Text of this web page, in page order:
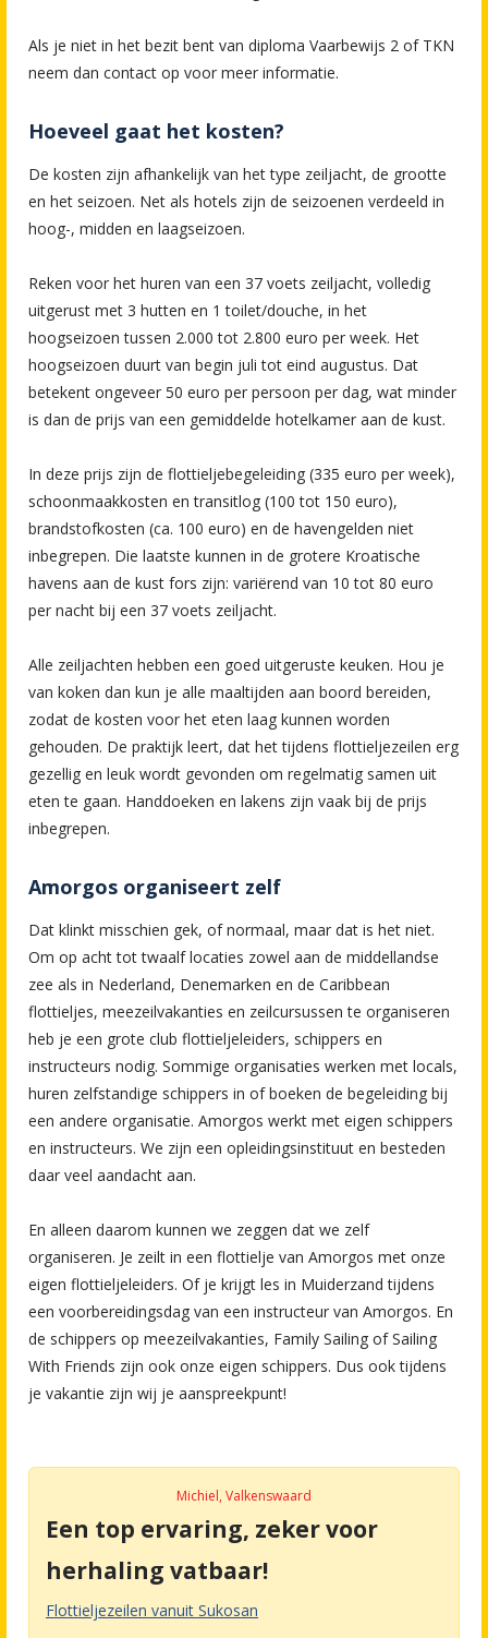
Als je niet in het bezit bent van diploma Vaarbewijs 2 of TKN
neem dan contact op voor meer informatie.
Hoeveel gaat het kosten?
De kosten zijn afhankelijk van het type zeiljacht, de grootte
en het seizoen. Net als hotels zijn de seizoenen verdeeld in
hoog-, midden en laagseizoen.
Reken voor het huren van een 37 voets zeiljacht, volledig
uitgerust met 3 hutten en 1 toilet/douche, in het
hoogseizoen tussen 2.000 tot 2.800 euro per week. Het
hoogseizoen duurt van begin juli tot eind augustus. Dat
betekent ongeveer 50 euro per persoon per dag, wat minder
is dan de prijs van een gemiddelde hotelkamer aan de kust.
In deze prijs zijn de flottieljebegeleiding (335 euro per week),
schoonmaakkosten en transitlog (100 tot 150 euro),
brandstofkosten (ca. 100 euro) en de havengelden niet
inbegrepen. Die laatste kunnen in de grotere Kroatische
havens aan de kust fors zijn: variërend van 10 tot 80 euro
per nacht bij een 37 voets zeiljacht.
Alle zeiljachten hebben een goed uitgeruste keuken. Hou je
van koken dan kun je alle maaltijden aan boord bereiden,
zodat de kosten voor het eten laag kunnen worden
gehouden. De praktijk leert, dat het tijdens flottieljezeilen erg
gezellig en leuk wordt gevonden om regelmatig samen uit
eten te gaan. Handdoeken en lakens zijn vaak bij de prijs
inbegrepen.
Amorgos organiseert zelf
Dat klinkt misschien gek, of normaal, maar dat is het niet.
Om op acht tot twaalf locaties zowel aan de middellandse
zee als in Nederland, Denemarken en de Caribbean
flottieljes, meezeilvakanties en zeilcursussen te organiseren
heb je een grote club flottieljeleiders, schippers en
instructeurs nodig. Sommige organisaties werken met locals,
huren zelfstandige schippers in of boeken de begeleiding bij
een andere organisatie. Amorgos werkt met eigen schippers
en instructeurs. We zijn een opleidingsinstituut en besteden
daar veel aandacht aan.
En alleen daarom kunnen we zeggen dat we zelf
organiseren. Je zeilt in een flottielje van Amorgos met onze
eigen flottieljeleiders. Of je krijgt les in Muiderzand tijdens
een voorbereidingsdag van een instructeur van Amorgos. En
de schippers op meezeilvakanties, Family Sailing of Sailing
With Friends zijn ook onze eigen schippers. Dus ook tijdens
je vakantie zijn wij je aanspreekpunt!
Michiel, Valkenswaard
Een top ervaring, zeker voor
herhaling vatbaar!
Flottieljezeilen vanuit Sukosan